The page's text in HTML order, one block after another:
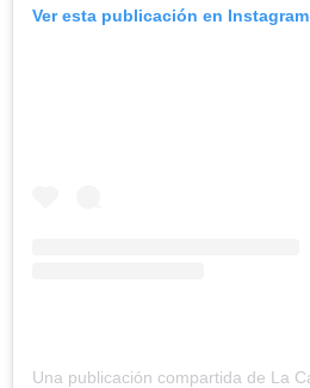
Ver esta publicación en Instagram